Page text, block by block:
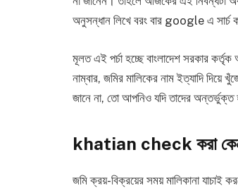
অনুসন্ধান লিখে বরং বার google এ সার্চ
মূলত এই পর্চা হচ্ছে বাংলাদেশ সরকার
নাম্বার, জমির মালিকের নাম ইত্যাদি দিয়ে
জানে না, তো আপনিও যদি তাদের
khatian check করা
জমি ক্রয়-বিক্রয়ের সময় মালিকানা যাচাই